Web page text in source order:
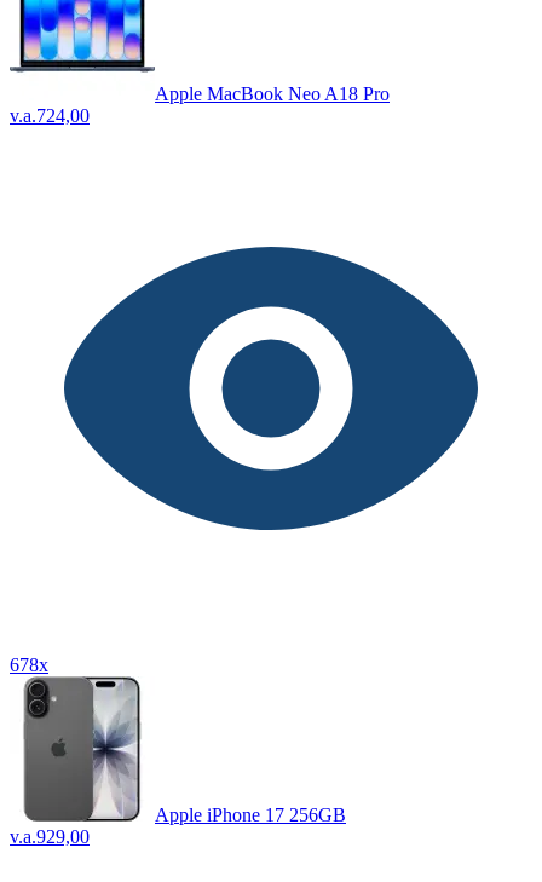
Apple MacBook Neo A18 Pro
v.a.724,00
678x
Apple iPhone 17 256GB
v.a.929,00